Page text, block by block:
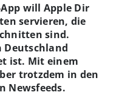
will Apple Dir
servieren, die
sind.
Deutschland
ist. Mit einem
trotzdem in den
Newsfeeds.